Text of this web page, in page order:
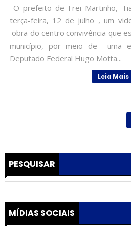
O prefeito de Frei Martinho,
terça-feira, 12 de julho , um
obra do centro convivência que
município, por meio de uma
Deputado Federal Hugo Motta...
Leia Mais
PESQUISAR
MÍDIAS SOCIAIS